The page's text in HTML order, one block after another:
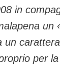
in
un
un
per